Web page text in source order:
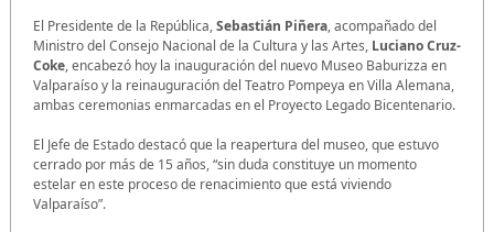
El Presidente de la República,Sebastián Piñera, acompañado del
Ministro del Consejo Nacional de la Cultura y las Artes, Luciano Cruz-
Coke, encabezó hoy la inauguración del nuevo Museo Baburizza en
Valparaíso y la reinauguración del Teatro Pompeya en Villa Alemana,
ambas ceremonias enmarcadas en el Proyecto Legado Bicentenario.
El Jefe de Estado destacó que la reapertura del museo, que estuvo
cerrado por más de 15 años, “sin duda constituye un momento
estelar en este proceso de renacimiento que está viviendo
Valparaíso”.